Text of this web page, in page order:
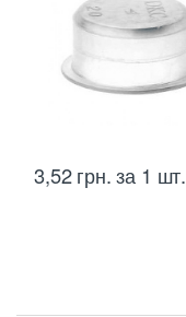
3,52грн. за 1 шт.